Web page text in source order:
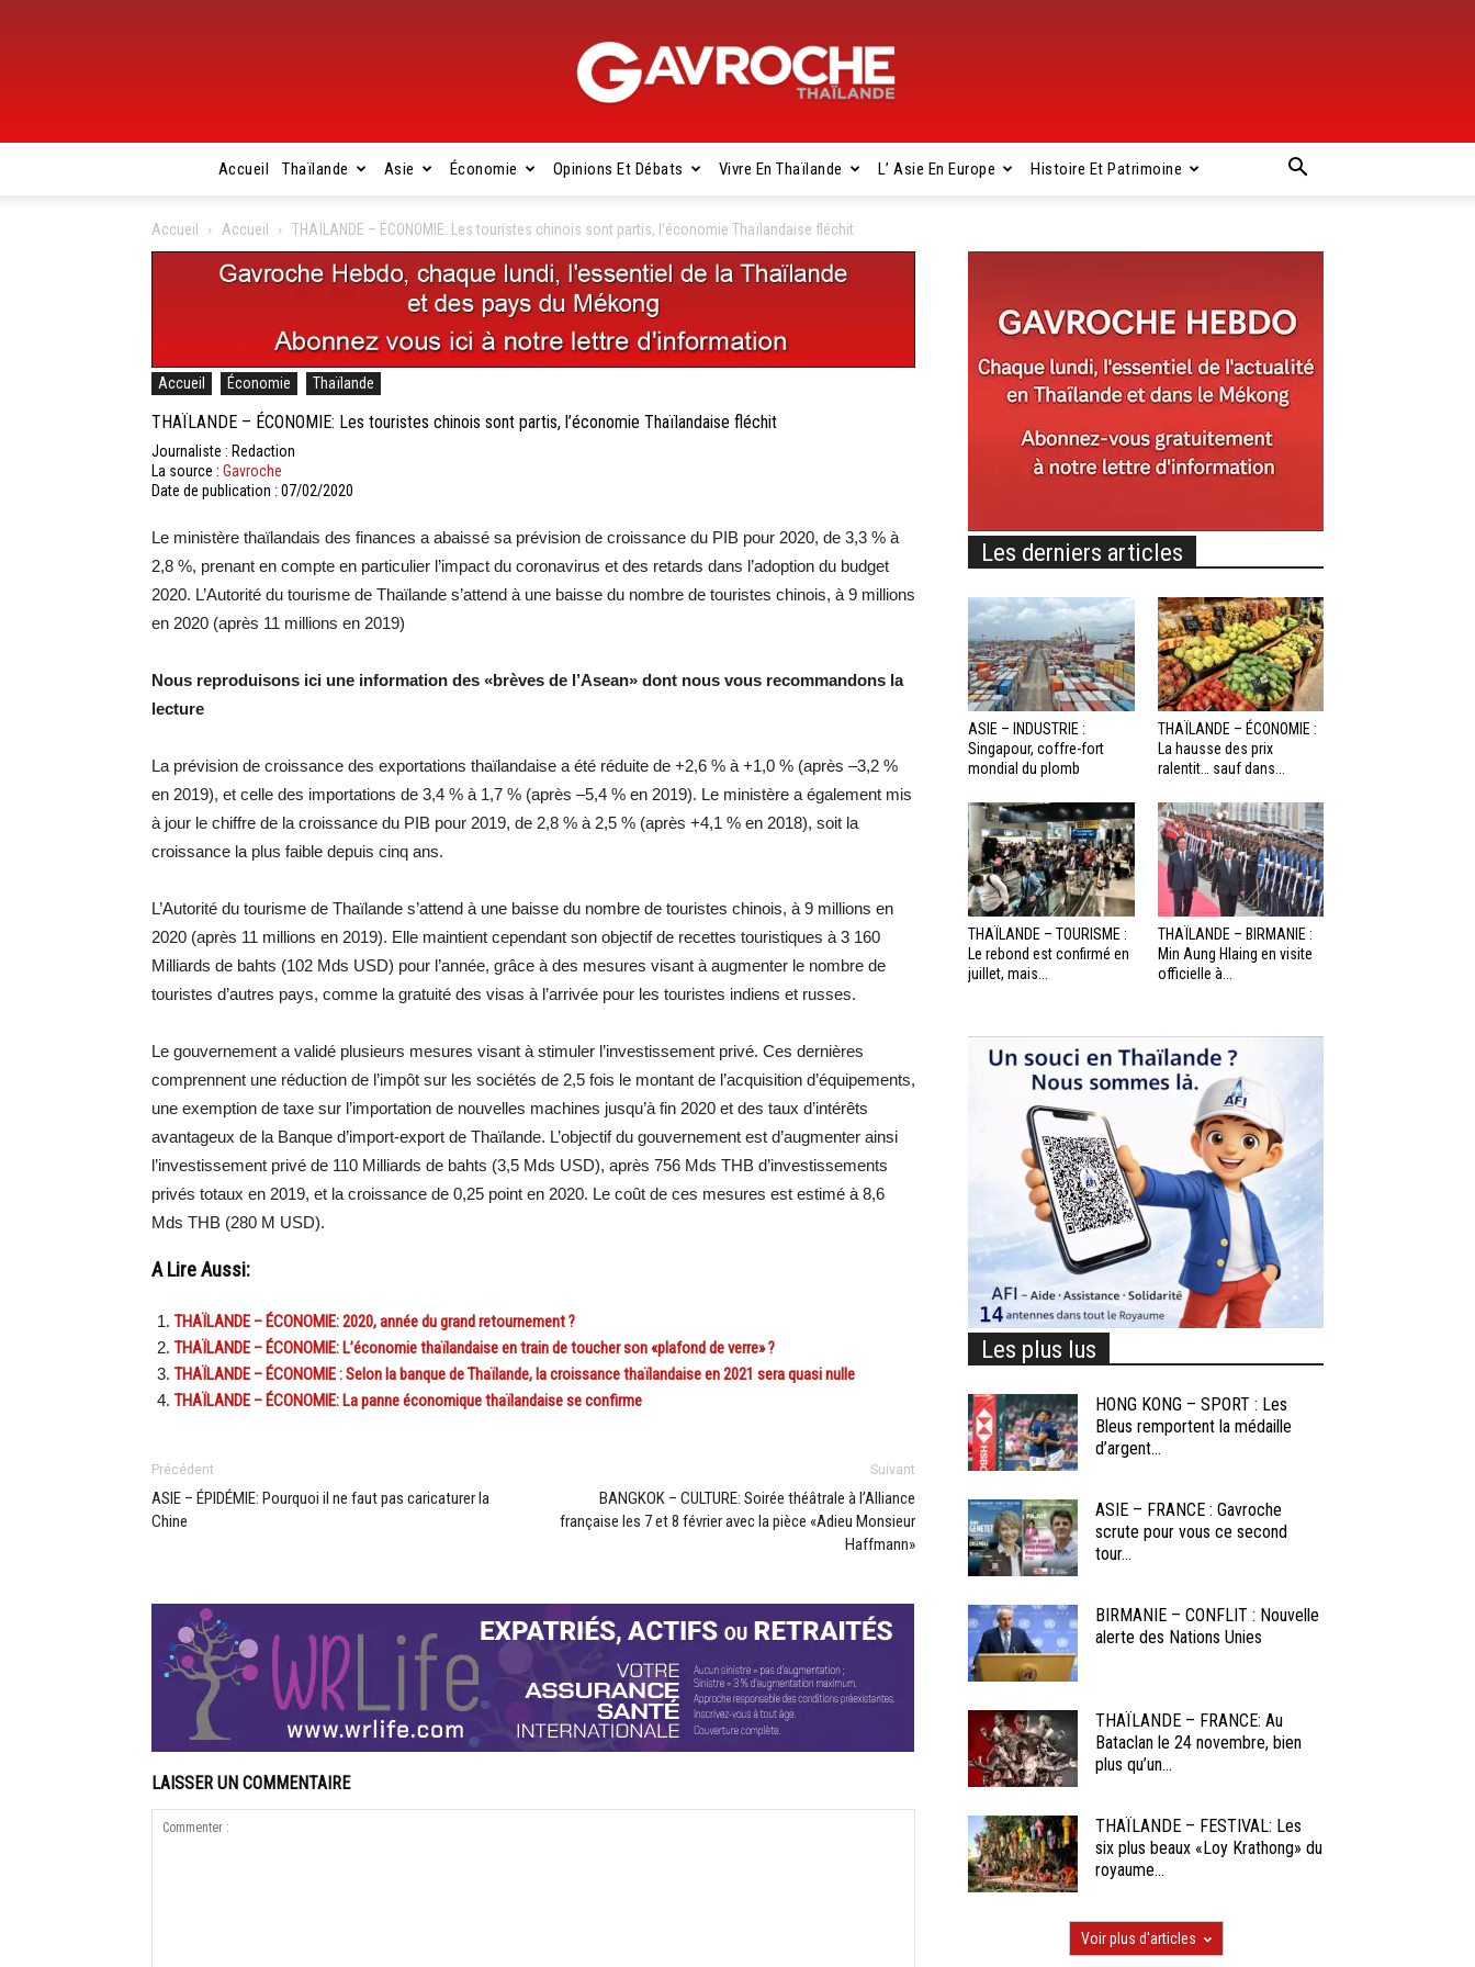
Gavroche
Accueil Thaïlande Asie Économie Opinions Et Débats Vivre En Thaïlande L’ Asie En Europe Histoire Et Patrimoine
Accueil Accueil THAÏLANDE – ÉCONOMIE: Les touristes chinois sont partis, l’économie Thaïlandaise fléchit
Accueil Économie Thaïlande
THAÏLANDE – ÉCONOMIE: Les touristes chinois sont partis, l’économie Thaïlandaise fléchit
Journaliste : Redaction
La source : Gavroche
Date de publication : 07/02/2020
Le ministère thaïlandais des finances a abaissé sa prévision de croissance du PIB pour 2020, de 3,3 % à
2,8 %, prenant en compte en particulier l’impact du coronavirus et des retards dans l’adoption du budget
2020. L’Autorité du tourisme de Thaïlande s’attend à une baisse du nombre de touristes chinois, à 9 millions
en 2020 (après 11 millions en 2019)
Nous reproduisons ici une information des «brèves de l’Asean» dont nous vous recommandons la
lecture
La prévision de croissance des exportations thaïlandaise a été réduite de +2,6 % à +1,0 % (après –3,2 %
en 2019), et celle des importations de 3,4 % à 1,7 % (après –5,4 % en 2019). Le ministère a également mis
à jour le chiffre de la croissance du PIB pour 2019, de 2,8 % à 2,5 % (après +4,1 % en 2018), soit la
croissance la plus faible depuis cinq ans.
L’Autorité du tourisme de Thaïlande s’attend à une baisse du nombre de touristes chinois, à 9 millions en
2020 (après 11 millions en 2019). Elle maintient cependant son objectif de recettes touristiques à 3 160
Milliards de bahts (102 Mds USD) pour l’année, grâce à des mesures visant à augmenter le nombre de
touristes d’autres pays, comme la gratuité des visas à l’arrivée pour les touristes indiens et russes.
Le gouvernement a validé plusieurs mesures visant à stimuler l’investissement privé. Ces dernières
comprennent une réduction de l’impôt sur les sociétés de 2,5 fois le montant de l’acquisition d’équipements,
une exemption de taxe sur l’importation de nouvelles machines jusqu’à fin 2020 et des taux d’intérêts
avantageux de la Banque d’import-export de Thaïlande. L’objectif du gouvernement est d’augmenter ainsi
l’investissement privé de 110 Milliards de bahts (3,5 Mds USD), après 756 Mds THB d’investissements
privés totaux en 2019, et la croissance de 0,25 point en 2020. Le coût de ces mesures est estimé à 8,6
Mds THB (280 M USD).
A Lire Aussi:
THAÏLANDE – ÉCONOMIE: 2020, année du grand retournement ?
THAÏLANDE – ÉCONOMIE: L’économie thaïlandaise en train de toucher son «plafond de verre» ?
THAÏLANDE – ÉCONOMIE : Selon la banque de Thaïlande, la croissance thaïlandaise en 2021 sera quasi nulle
THAÏLANDE – ÉCONOMIE: La panne économique thaïlandaise se confirme
Précédent
ASIE – ÉPIDÉMIE: Pourquoi il ne faut pas caricaturer la
Chine
Suivant
BANGKOK – CULTURE: Soirée théâtrale à l’Alliance
française les 7 et 8 février avec la pièce «Adieu Monsieur
Haffmann»
LAISSER UN COMMENTAIRE
Les derniers articles
ASIE – INDUSTRIE :
Singapour, coffre-fort
mondial du plomb
THAÏLANDE – ÉCONOMIE :
La hausse des prix
ralentit… sauf dans...
THAÏLANDE – TOURISME :
Le rebond est confirmé en
juillet, mais...
THAÏLANDE – BIRMANIE :
Min Aung Hlaing en visite
officielle à...
Les plus lus
HONG KONG – SPORT : Les
Bleus remportent la médaille
d’argent...
ASIE – FRANCE : Gavroche
scrute pour vous ce second
tour...
BIRMANIE – CONFLIT : Nouvelle
alerte des Nations Unies
THAÏLANDE – FRANCE: Au
Bataclan le 24 novembre, bien
plus qu’un...
THAÏLANDE – FESTIVAL: Les
six plus beaux «Loy Krathong» du
royaume...
Voir plus d'articles